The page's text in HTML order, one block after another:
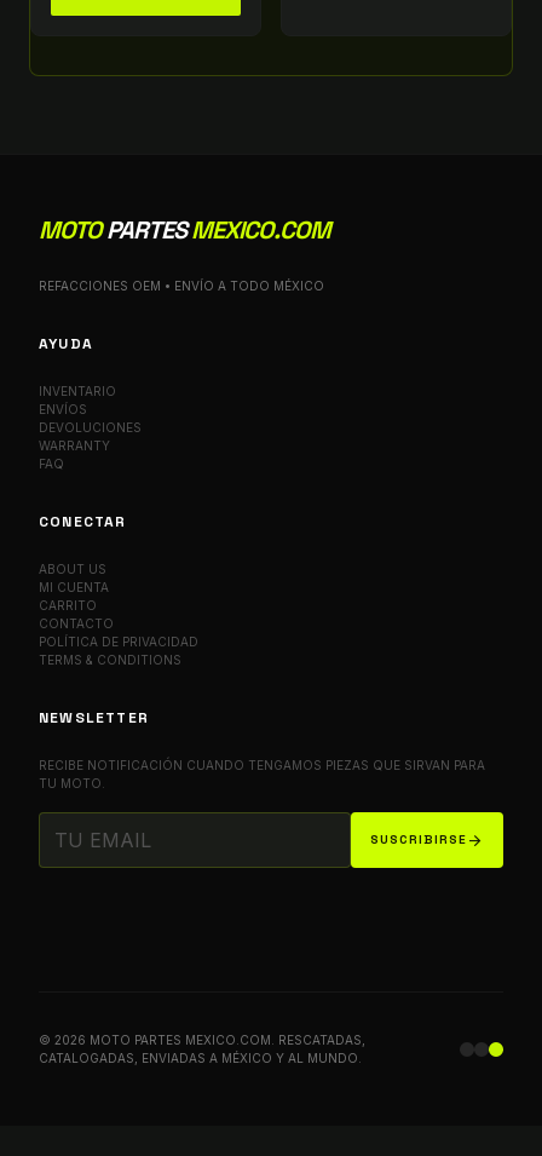
MOTOPARTESMEXICO.COM
REFACCIONES OEM • ENVÍO A TODO MÉXICO
AYUDA
INVENTARIO
ENVÍOS
DEVOLUCIONES
WARRANTY
FAQ
CONECTAR
ABOUT US
MI CUENTA
CARRITO
CONTACTO
POLÍTICA DE PRIVACIDAD
TERMS & CONDITIONS
NEWSLETTER
RECIBE NOTIFICACIÓN CUANDO TENGAMOS PIEZAS QUE SIRVAN PARA
TU MOTO.
SUSCRIBIRSE arrow_forward
© 2026 MOTO PARTES MEXICO.COM. RESCATADAS,
CATALOGADAS, ENVIADAS A MÉXICO Y AL MUNDO.